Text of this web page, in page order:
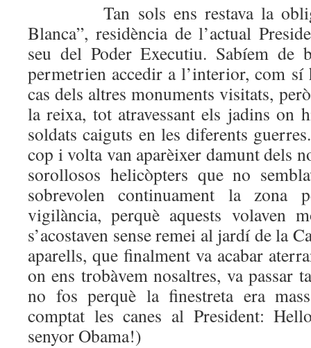
Tan sols ens restava la
Blanca”, residència de l’actual
seu del Poder Executiu. Sabíem de
permetrien accedir a l’interior, com
cas dels altres monuments visitats,
la reixa, tot atravessant els jadins on
soldats caiguts en les diferents
cop i volta van aparèixer damunt dels
sorollosos helicòpters que no
sobrevolen continuament la zona
vigilància, perquè aquests
s’acostaven sense remei al jardí de la
aparells, que finalment va acabar
on ens trobàvem nosaltres, va passar
no fos perquè la finestreta era
comptat les canes al President:
senyor Obama!)